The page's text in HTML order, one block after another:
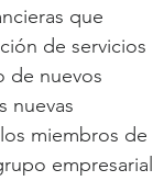
que
de servicios
de nuevos
nuevas
miembros de
empresarial